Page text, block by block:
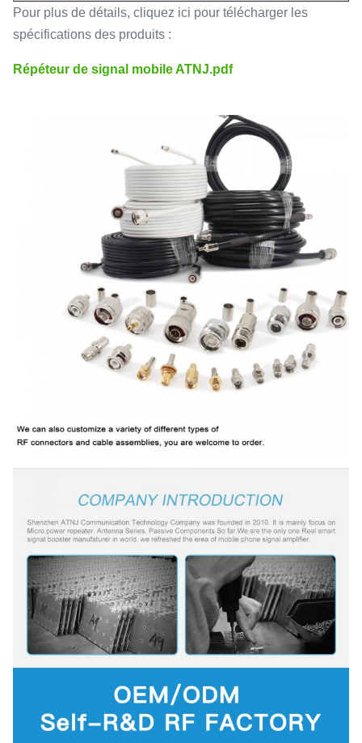
Pour plus de détails, cliquez ici pour télécharger les
spécifications des produits :
Répéteur de signal mobile ATNJ.pdf